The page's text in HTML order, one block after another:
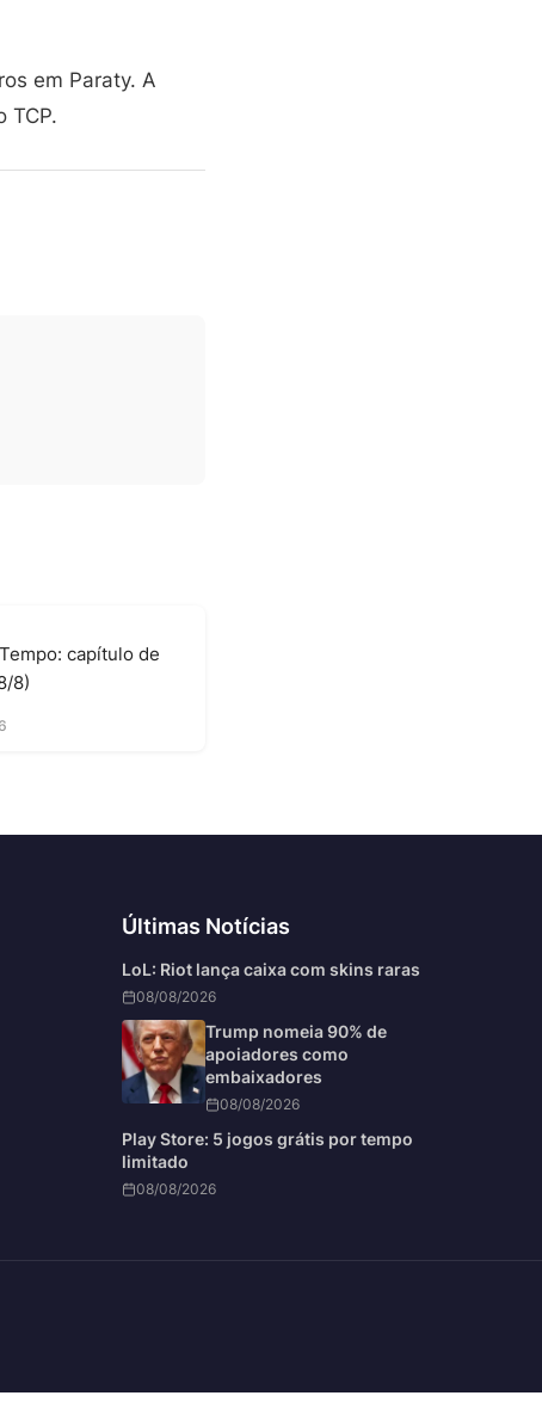
em Paraty. A
TCP.
capítulo de
8)
Últimas Notícias
LoL: Riot lança caixa com skins raras
08/08/2026
Trump nomeia 90% de
apoiadores como
embaixadores
08/08/2026
Play Store: 5 jogos grátis por tempo
limitado
08/08/2026